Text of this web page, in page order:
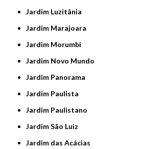
Jardim Luzitânia
Jardim Marajoara
Jardim Morumbi
Jardim Novo Mundo
Jardim Panorama
Jardim Paulista
Jardim Paulistano
Jardim São Luiz
Jardim das Acácias